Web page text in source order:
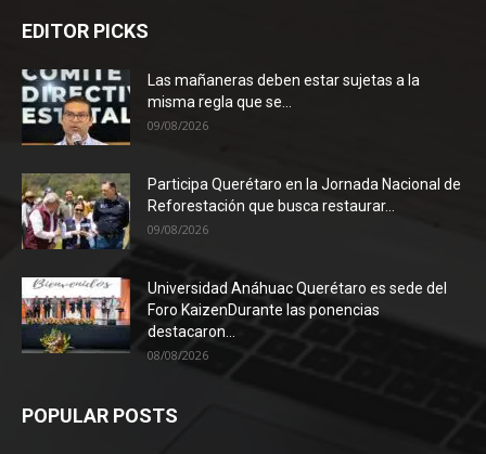
EDITOR PICKS
Las mañaneras deben estar sujetas a la
misma regla que se...
09/08/2026
Participa Querétaro en la Jornada Nacional de
Reforestación que busca restaurar...
09/08/2026
Universidad Anáhuac Querétaro es sede del
Foro KaizenDurante las ponencias
destacaron...
08/08/2026
POPULAR POSTS